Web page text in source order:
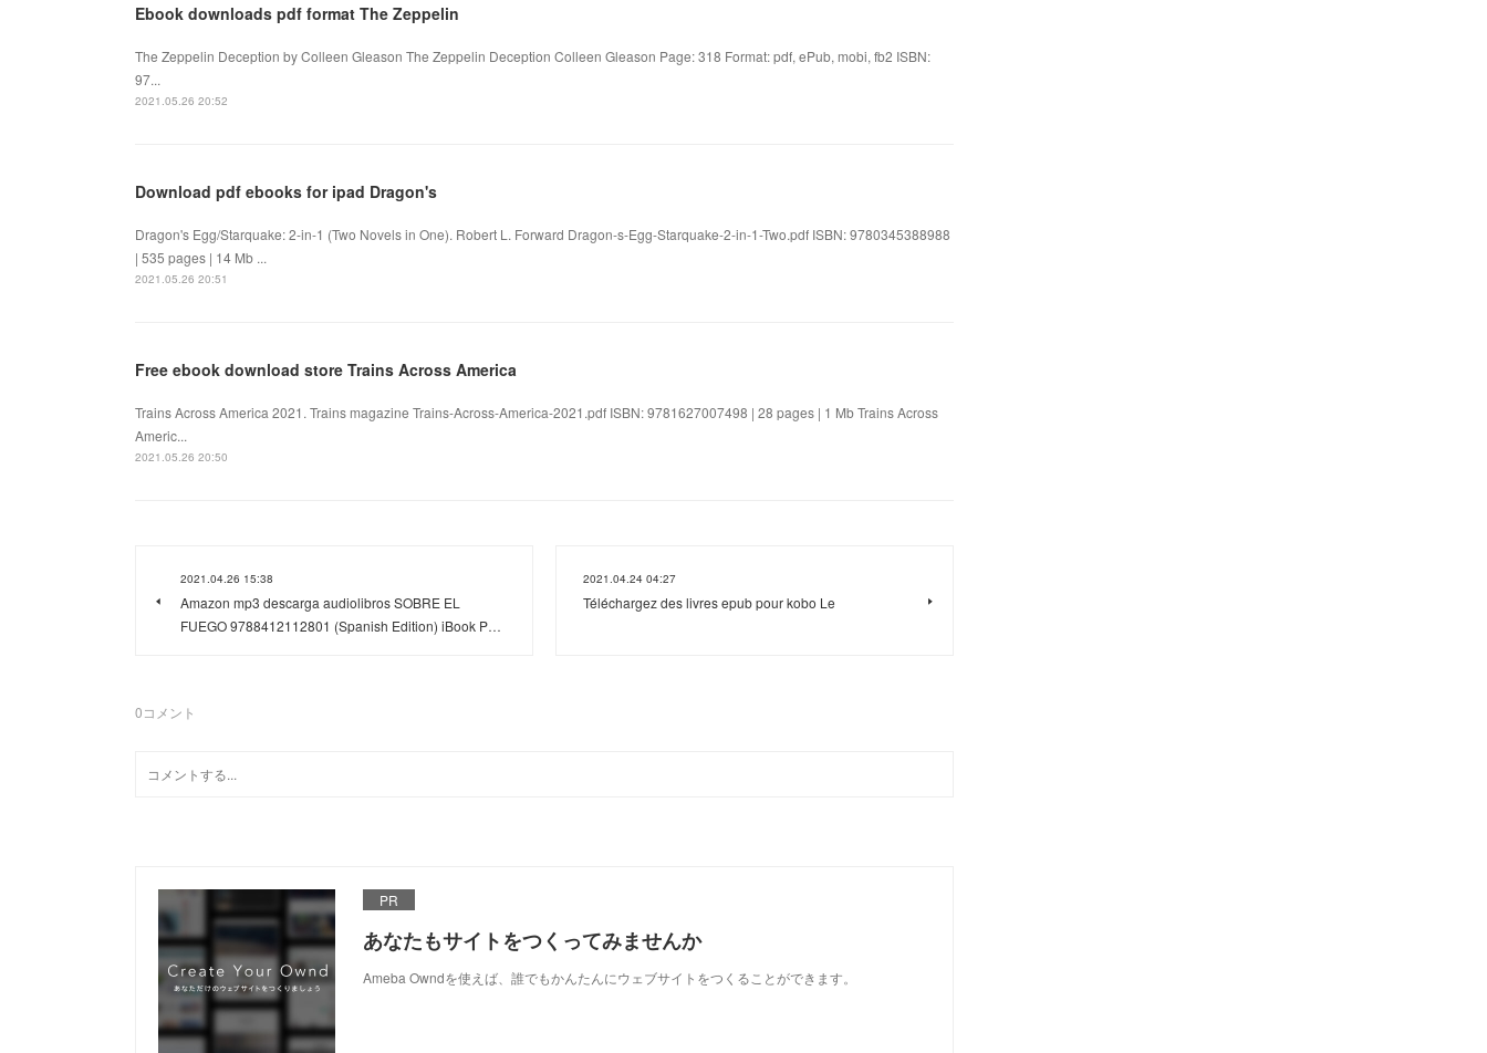
Ebook downloads pdf format The Zeppelin
The Zeppelin Deception by Colleen Gleason The Zeppelin Deception Colleen Gleason Page: 318 Format: pdf, ePub, mobi, fb2 ISBN:
97...
2021.05.26 20:52
Download pdf ebooks for ipad Dragon's
Dragon's Egg/Starquake: 2-in-1 (Two Novels in One). Robert L. Forward Dragon-s-Egg-Starquake-2-in-1-Two.pdf ISBN: 9780345388988
| 535 pages | 14 Mb ...
2021.05.26 20:51
Free ebook download store Trains Across America
Trains Across America 2021. Trains magazine Trains-Across-America-2021.pdf ISBN: 9781627007498 | 28 pages | 1 Mb Trains Across
Americ...
2021.05.26 20:50
2021.04.26 15:38
Amazon mp3 descarga audiolibros SOBRE EL
FUEGO 9788412112801 (Spanish Edition) iBook P…
2021.04.24 04:27
Téléchargez des livres epub pour kobo Le
0コメント
PR
あなたもサイトをつくってみませんか
Ameba Owndを使えば、誰でもかんたんにウェブサイトをつくることができます。